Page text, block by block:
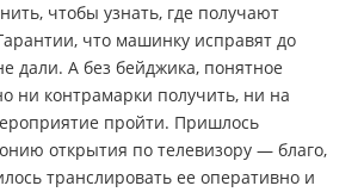
чтобы узнать, где получают
что машинку исправят до
дали. А без бейджика, понятное
ни контрамарки получить, ни на
пройти. Пришлось
открытия по телевизору — благо,
транслировать ее оперативно и